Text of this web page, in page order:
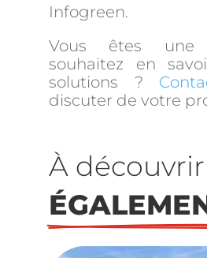
Infogreen.
Vous êtes une
souhaitez en
solutions ?
discuter de votre
À découvrir